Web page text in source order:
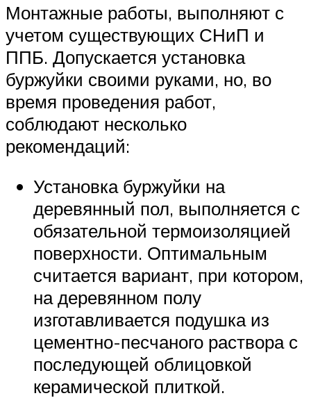
Монтажные работы, выполняют с
учетом существующих СНиП и
ППБ. Допускается установка
буржуйки своими руками, но, во
время проведения работ,
соблюдают несколько
рекомендаций:
Установка буржуйки на
деревянный пол, выполняется с
обязательной термоизоляцией
поверхности. Оптимальным
считается вариант, при котором,
на деревянном полу
изготавливается подушка из
цементно-песчаного раствора с
последующей облицовкой
керамической плиткой.